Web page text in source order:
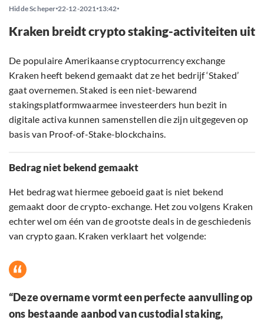
Hidde Scheper 22-12-2021 13:42
Kraken breidt crypto staking-activiteiten uit
De populaire Amerikaanse cryptocurrency exchange
Kraken heeft bekend gemaakt dat ze het bedrijf ‘Staked’
gaat overnemen. Staked is een niet-bewarend
stakingsplatformwaarmee investeerders hun bezit in
digitale activa kunnen samenstellen die zijn uitgegeven op
basis van Proof-of-Stake-blockchains.
Bedrag niet bekend gemaakt
Het bedrag wat hiermee geboeid gaat is niet bekend
gemaakt door de crypto-exchange. Het zou volgens Kraken
echter wel om één van de grootste deals in de geschiedenis
van crypto gaan. Kraken verklaart het volgende:
“Deze overname vormt een perfecte aanvulling op
ons bestaande aanbod van custodial staking,